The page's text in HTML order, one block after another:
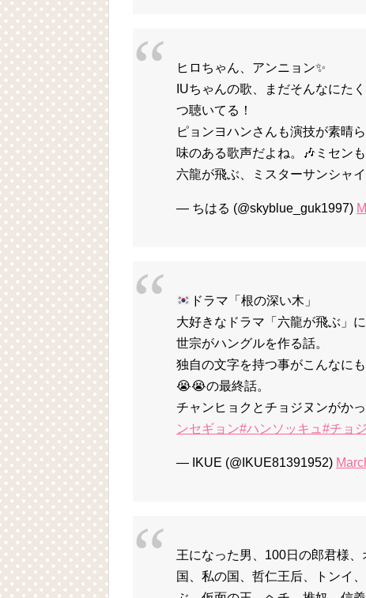
ヒロちゃん、アンニョン✨
IUちゃんの歌、まだそんなにた
つ聴いてる！
ピョンヨハンさんも演技が素晴
味のある歌声だよね。🎶ミセンも
六龍が飛ぶ、ミスターサンシャ
— ちはる (@skyblue_guk1997)
ドラマ「根の深い木」
大好きなドラマ「六龍が飛ぶ」
世宗がハングルを作る話。
独自の文字を持つ事がこんなに
😭😭の最終話。
チャンヒョクとチョジヌンがか
ンセギョン#ハンソッキュ #チョ
— IKUE (@IKUE81391952)
王になった男、100日の郎君様
国、私の国、哲仁王后、トンイ